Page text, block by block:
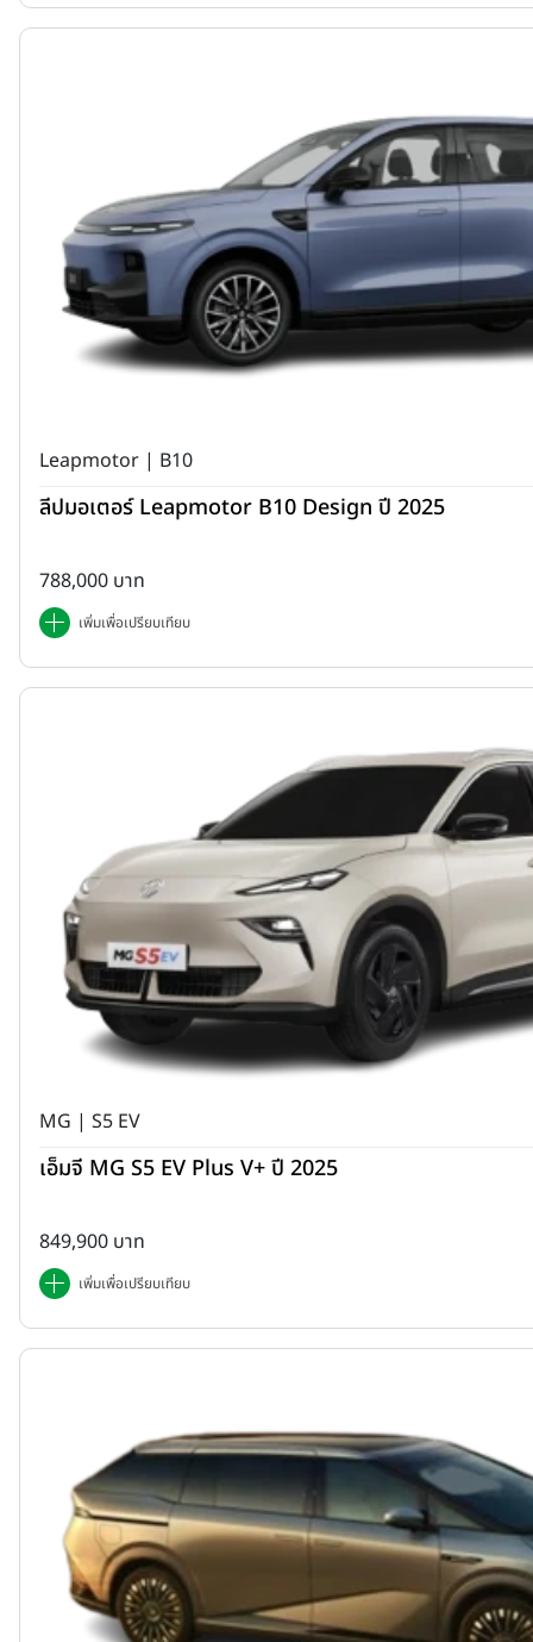
Leapmotor | B10
ลีปมอเตอร์ Leapmotor B10 Design ปี 2025
788,000 บาท
เพิ่มเพื่อเปรียบเทียบ
MG | S5 EV
เอ็มจี MG S5 EV Plus V+ ปี 2025
849,900 บาท
เพิ่มเพื่อเปรียบเทียบ